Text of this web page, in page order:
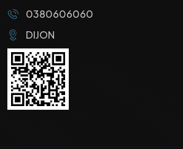
0380606060
DIJON